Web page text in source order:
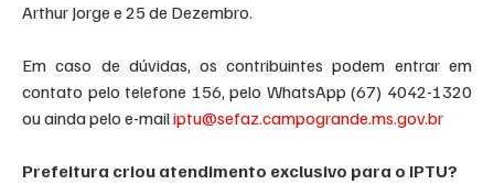
Arthur Jorge e 25 de Dezembro.
Em caso de dúvidas, os contribuintes podem entrar em
contato pelo telefone 156, pelo WhatsApp (67) 4042-1320
ou ainda pelo e-mail iptu@sefaz.campogrande.ms.gov.br
Prefeitura criou atendimento exclusivo para o IPTU?